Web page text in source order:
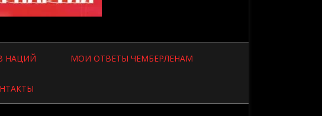
НАЦИЙ МОИ ОТВЕТЫ ЧЕМБЕРЛЕНАМ